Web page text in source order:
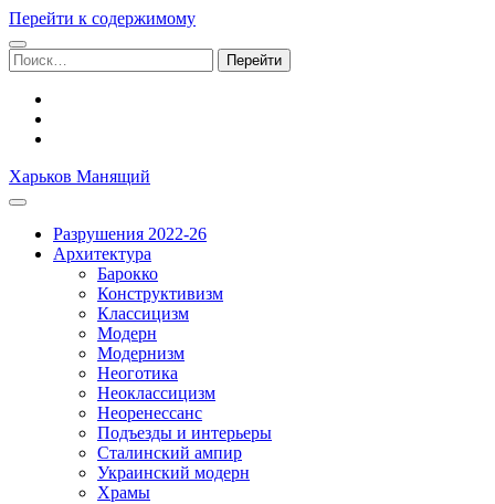
Перейти к содержимому
Поиск:
Харьков Манящий
Разрушения 2022-26
Архитектура
Барокко
Конструктивизм
Классицизм
Модерн
Модернизм
Неоготика
Неоклассицизм
Неоренессанс
Подъезды и интерьеры
Сталинский ампир
Украинский модерн
Храмы